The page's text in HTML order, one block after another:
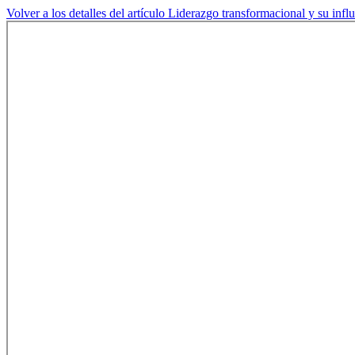
Volver a los detalles del artículo Liderazgo transformacional y su